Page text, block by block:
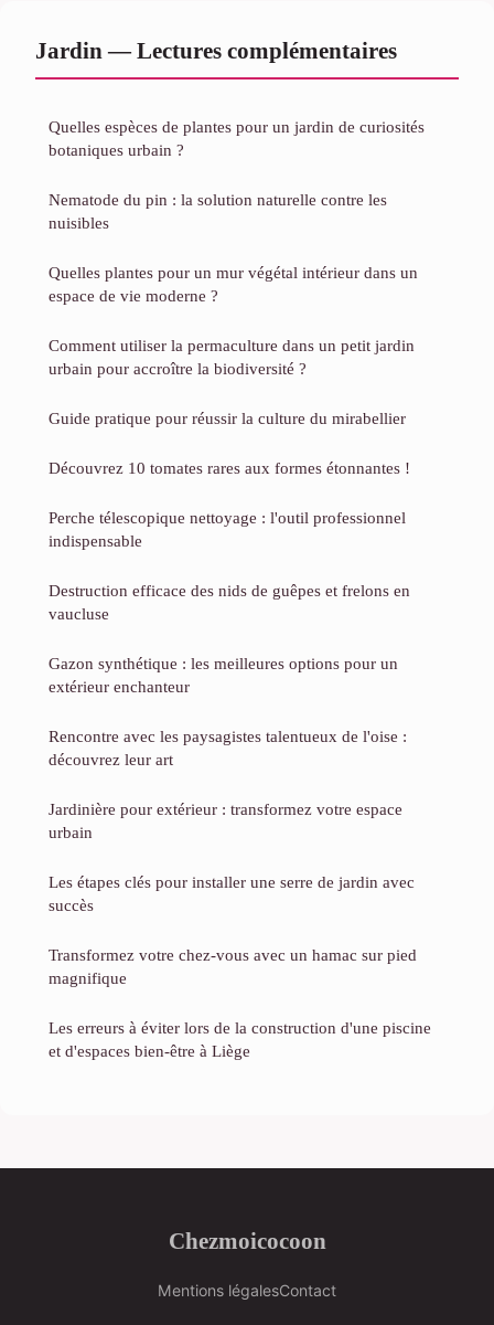
Jardin — Lectures complémentaires
Quelles espèces de plantes pour un jardin de curiosités
botaniques urbain ?
Nematode du pin : la solution naturelle contre les
nuisibles
Quelles plantes pour un mur végétal intérieur dans un
espace de vie moderne ?
Comment utiliser la permaculture dans un petit jardin
urbain pour accroître la biodiversité ?
Guide pratique pour réussir la culture du mirabellier
Découvrez 10 tomates rares aux formes étonnantes !
Perche télescopique nettoyage : l'outil professionnel
indispensable
Destruction efficace des nids de guêpes et frelons en
vaucluse
Gazon synthétique : les meilleures options pour un
extérieur enchanteur
Rencontre avec les paysagistes talentueux de l'oise :
découvrez leur art
Jardinière pour extérieur : transformez votre espace
urbain
Les étapes clés pour installer une serre de jardin avec
succès
Transformez votre chez-vous avec un hamac sur pied
magnifique
Les erreurs à éviter lors de la construction d'une piscine
et d'espaces bien-être à Liège
Chezmoicocoon
Mentions légalesContact